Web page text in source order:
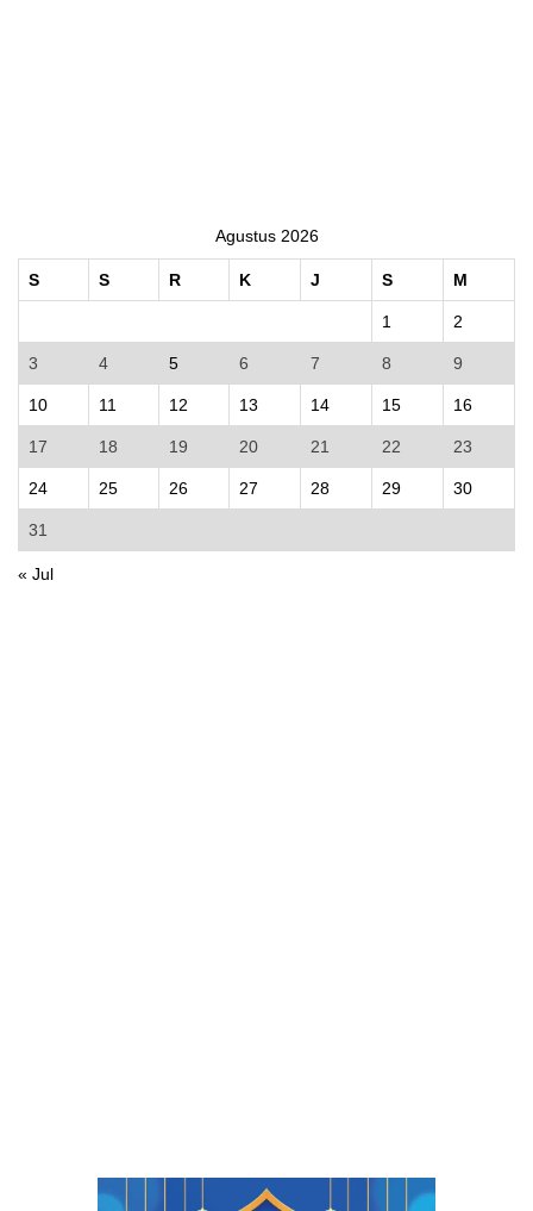
Agustus 2026
S S R K J S M
1 2
3 4 5 6 7 8 9
10 11 12 13 14 15 16
17 18 19 20 21 22 23
24 25 26 27 28 29 30
31
« Jul